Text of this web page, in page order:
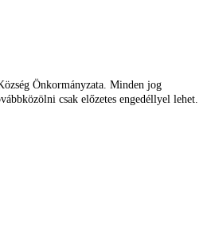
Önkormányzata. Minden jog
csak előzetes engedéllyel lehet.